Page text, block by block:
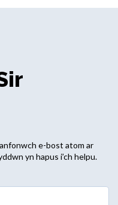
e-bost atom ar
yn hapus i’ch helpu.